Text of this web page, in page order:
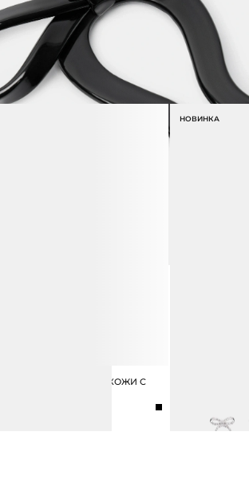
ИЗ НАТУРАЛЬНОЙ КОЖИ С
НОВИНКА
СЕРЬГИ-